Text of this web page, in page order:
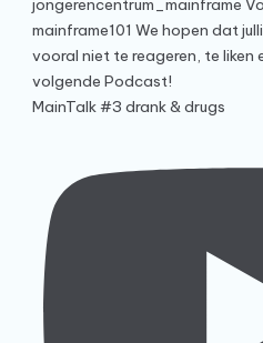
MainTalk #3 drank & drugs